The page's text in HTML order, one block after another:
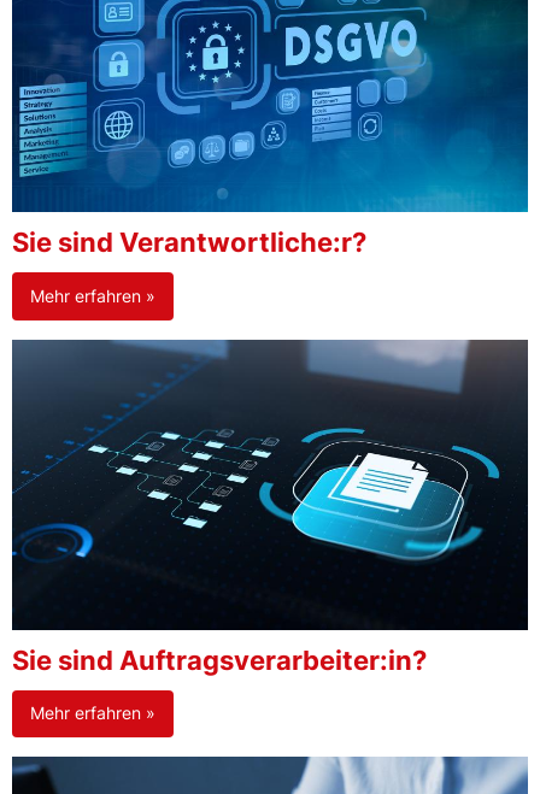
Sie sind Verantwortliche:r?
Mehr erfahren »
Sie sind Auftragsverarbeiter:in?
Mehr erfahren »